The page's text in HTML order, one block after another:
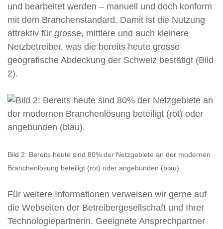
und bearbeitet werden – manuell und doch konform
mit dem Branchenstandard. Damit ist die Nutzung
attraktiv für grosse, mittlere und auch kleinere
Netzbetreiber, was die bereits heute grosse
geografische Abdeckung der Schweiz bestätigt (Bild
2).
Bild 2: Bereits heute sind 80% der Netzgebiete an der modernen
Branchenlösung beteiligt (rot) oder angebunden (blau).
Für weitere Informationen verweisen wir gerne auf
die Webseiten der Betreibergesellschaft und Ihrer
Technologiepartnerin. Geeignete Ansprechpartner